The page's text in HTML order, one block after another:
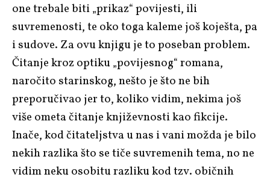
one trebale biti „prikaz“ povijesti, ili
suvremenosti, te oko toga kaleme još koješta, pa
i sudove. Za ovu knjigu je to poseban problem.
Čitanje kroz optiku „povijesnog“ romana,
naročito starinskog, nešto je što ne bih
preporučivao jer to, koliko vidim, nekima još
više ometa čitanje književnosti kao fikcije.
Inače, kod čitateljstva u nas i vani možda je bilo
nekih razlika što se tiče suvremenih tema, no ne
vidim neku osobitu razliku kod tzv. običnih